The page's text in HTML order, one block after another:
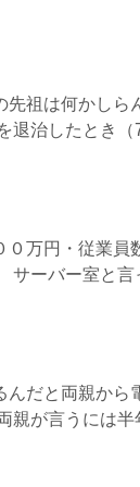
祖は何かしら
退治したとき
万円・従業員
サーバー室と
だと両親から
親が言うには半